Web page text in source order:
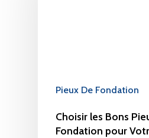
Pieux De Fondation
Choisir les Bons
Fondation pour